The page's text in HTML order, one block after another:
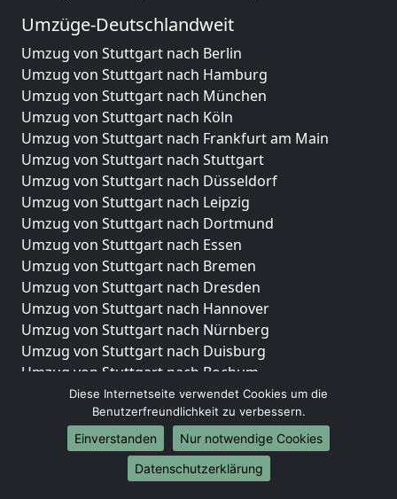
Umzüge-Deutschlandweit
Umzug von Stuttgart nach Berlin
Umzug von Stuttgart nach Hamburg
Umzug von Stuttgart nach München
Umzug von Stuttgart nach Köln
Umzug von Stuttgart nach Frankfurt am Main
Umzug von Stuttgart nach Stuttgart
Umzug von Stuttgart nach Düsseldorf
Umzug von Stuttgart nach Leipzig
Umzug von Stuttgart nach Dortmund
Umzug von Stuttgart nach Essen
Umzug von Stuttgart nach Bremen
Umzug von Stuttgart nach Dresden
Umzug von Stuttgart nach Hannover
Umzug von Stuttgart nach Nürnberg
Umzug von Stuttgart nach Duisburg
Umzug von Stuttgart nach Bochum
Umzug von Stuttgart nach Wuppertal
Umzug von Stuttgart nach Bielefeld
Umzug von Stuttgart nach Bonn
Umzug von Stuttgart nach Münster
Diese Internetseite verwendet Cookies um die
Benutzerfreundlichkeit zu verbessern.
Einverstanden
Nur notwendige Cookies
Datenschutzerklärung